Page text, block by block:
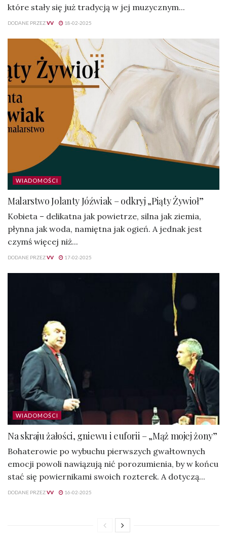
które stały się już tradycją w jej muzycznym...
DODANE PRZEZVV 18-02-2025
WIADOMOŚCI
Malarstwo Jolanty Jóźwiak – odkryj „Piąty Żywioł”
Kobieta – delikatna jak powietrze, silna jak ziemia,
płynna jak woda, namiętna jak ogień. A jednak jest
czymś więcej niż...
DODANE PRZEZVV 17-02-2025
WIADOMOŚCI
Na skraju żałości, gniewu i euforii – „Mąż mojej żony”
Bohaterowie po wybuchu pierwszych gwałtownych
emocji powoli nawiązują nić porozumienia, by w końcu
stać się powiernikami swoich rozterek. A dotyczą...
DODANE PRZEZVV 16-02-2025